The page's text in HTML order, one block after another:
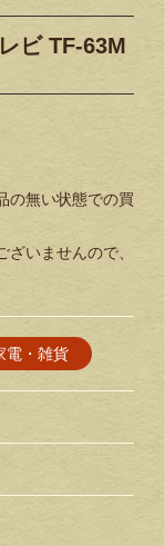
ビ TF-63M
の無い状態での買
いませんので、
電・雑貨